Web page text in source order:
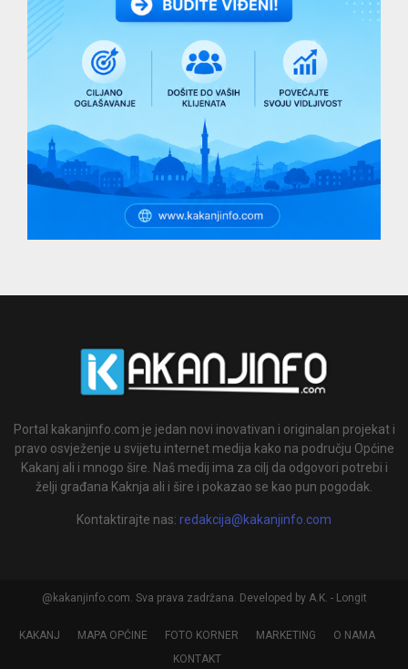
Portal kakanjinfo.com je jedan novi inovativan i originalan projekat i
pravo osvježenje u svijetu internet medija kako na području Općine
Kakanj ali i mnogo šire. Naš medij ima za cilj da odgovori potrebi i
želji građana Kaknja ali i šire i pokazao se kao pun pogodak.
Kontaktirajte nas: redakcija@kakanjinfo.com
@kakanjinfo.com. Sva prava zadržana. Developed by A.K. - Longit
KAKANJ MAPA OPĆINE FOTO KORNER MARKETING
O NAMA
KONTAKT